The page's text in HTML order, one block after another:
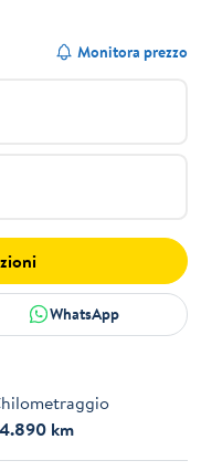
Monitora prezzo
WhatsApp
km